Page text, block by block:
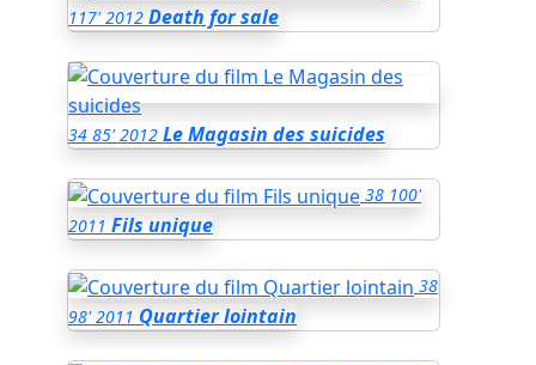
117' 2012 Death for sale
34 85' 2012 Le Magasin des suicides
38 100'
2011 Fils unique
38
98' 2011 Quartier lointain